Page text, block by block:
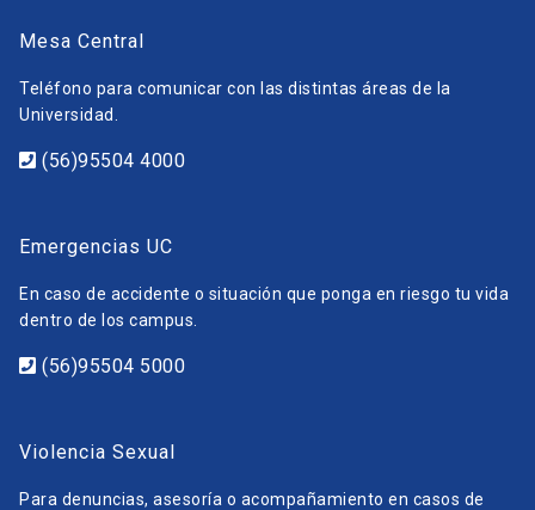
Mesa Central
Teléfono para comunicar con las distintas áreas de la
Universidad.
(56)95504 4000
Emergencias UC
En caso de accidente o situación que ponga en riesgo tu vida
dentro de los campus.
(56)95504 5000
Violencia Sexual
Para denuncias, asesoría o acompañamiento en casos de